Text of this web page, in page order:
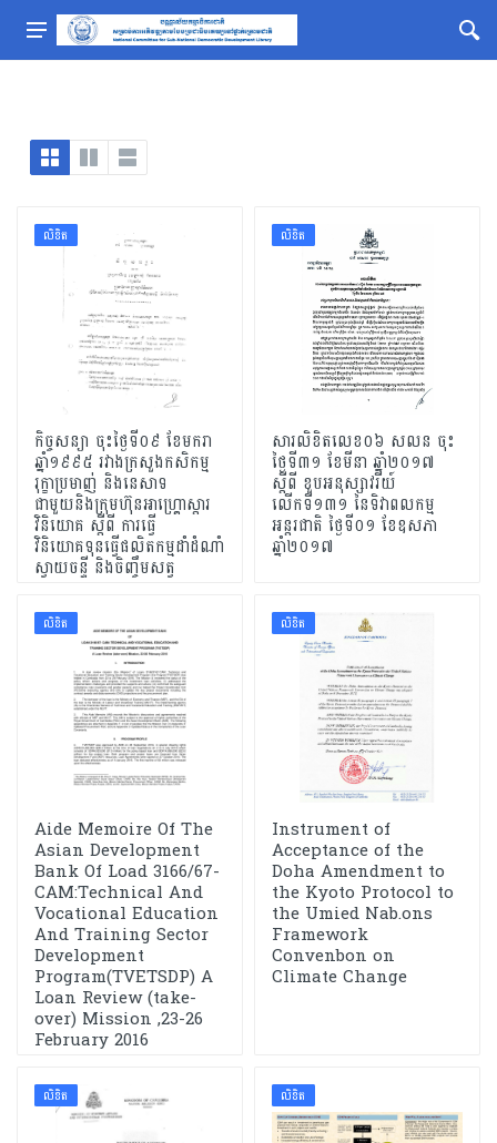
លិខិត
កិច្ចសន្យា ចុះថ្ងៃទី០៩ ខែមករា
ឆ្នាំ១៩៩៥ រវាងក្រសួងកសិកម្ម
រុក្ខាប្រមាញ់ និងនេសាទ
ជាមួយនិងក្រុមហ៊ុនអាហ្គ្រោស្ដារ
វិនិយោគ ស្ដីពី ការធ្វើ
វិនិយោគទុនធ្វើផលិតកម្មដាំដំណាំ
ស្វាយចន្ទី និងចិញ្ចឹមសត្វ
លិខិត
សារលិខិតលេខ០៦ សលន ចុះ
ថ្ងៃទី៣១ ខែមីនា ឆ្នាំ២០១៧
ស្ដីពី ខួបអនុស្សាវរីយ៍
លើកទី១៣១ នៃទិវាពលកម្ម
អន្តរជាតិ ថ្ងៃទី០១ ខែឧសភា
ឆ្នាំ២០១៧
លិខិត
Aide Memoire Of The
Asian Development
Bank Of Load 3166/67-
CAM:Technical And
Vocational Education
And Training Sector
Development
Program(TVETSDP) A
Loan Review (take-
over) Mission ,23-26
February 2016
លិខិត
Instrument of
Acceptance of the
Doha Amendment to
the Kyoto Protocol to
the Umied Nab.ons
Framework
Convenbon on
Climate Change
លិខិត លិខិត